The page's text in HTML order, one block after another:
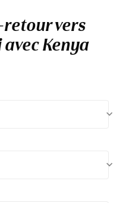
vers
Kenya
keyboard_arrow_down
keyboard_arrow_down